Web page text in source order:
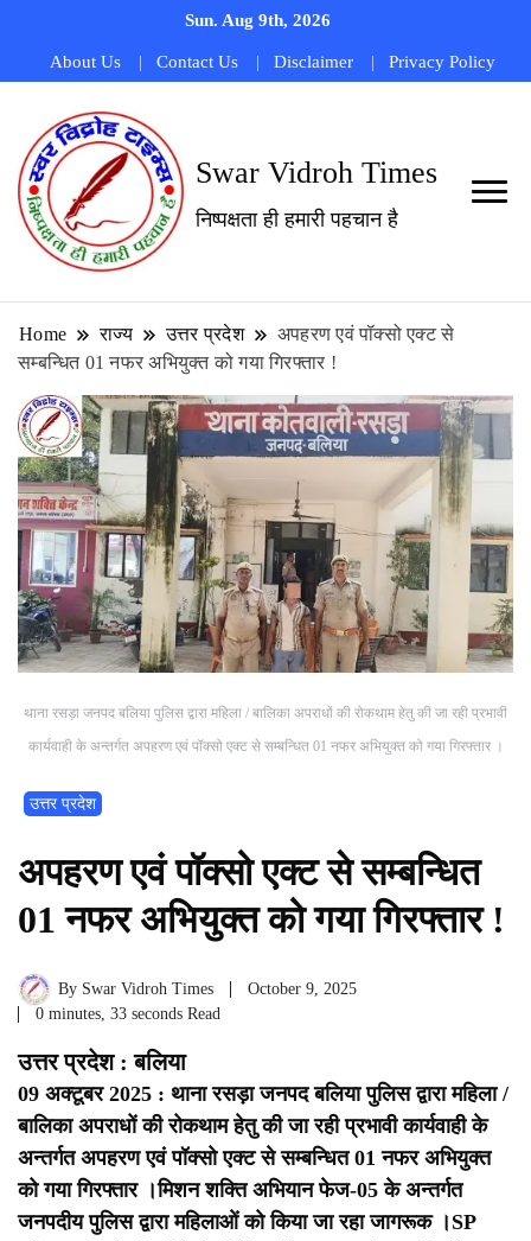
Sun. Aug 9th, 2026
About Us Contact Us Disclaimer Privacy Policy
Swar Vidroh Times
निष्पक्षता ही हमारी पहचान है
Home राज्य उत्तर प्रदेश
अपहरण एवं पॉक्सो एक्ट से
सम्बन्धित 01 नफर अभियुक्त को गया गिरफ्तार !
थाना रसड़ा जनपद बलिया पुलिस द्वारा महिला / बालिका अपराधों की रोकथाम हेतु की जा रही प्रभावी
कार्यवाही के अन्तर्गत अपहरण एवं पॉक्सो एक्ट से सम्बन्धित 01 नफर अभियुक्त को गया गिरफ्तार ।
उत्तर प्रदेश
अपहरण एवं पॉक्सो एक्ट से सम्बन्धित
01 नफर अभियुक्त को गया गिरफ्तार !
By Swar Vidroh Times
October 9, 2025
0 minutes, 33 seconds Read
उत्तर प्रदेश : बलिया
09 अक्टूबर 2025 : थाना रसड़ा जनपद बलिया पुलिस द्वारा महिला /
बालिका अपराधों की रोकथाम हेतु की जा रही प्रभावी कार्यवाही के
अन्तर्गत अपहरण एवं पॉक्सो एक्ट से सम्बन्धित 01 नफर अभियुक्त
को गया गिरफ्तार ।मिशन शक्ति अभियान फेज-05 के अन्तर्गत
जनपदीय पुलिस द्वारा महिलाओं को किया जा रहा जागरूक । SP